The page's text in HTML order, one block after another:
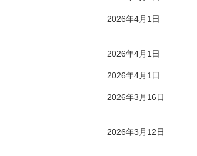
2026年4月1日
2026年4月1日
2026年4月1日
2026年3月16日
2026年3月12日